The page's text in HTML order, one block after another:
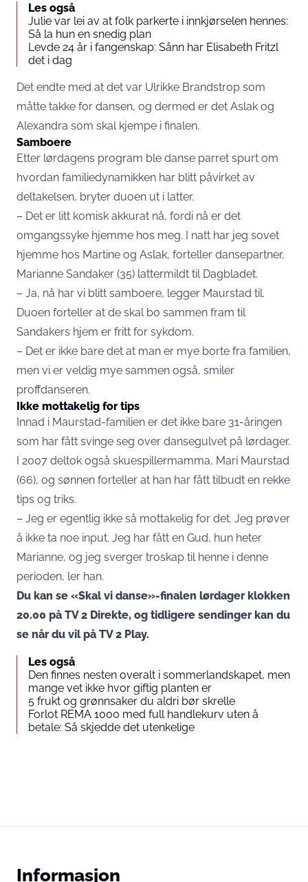
Les også
Julie var lei av at folk parkerte i innkjørselen hennes:
Så la hun en snedig plan
Levde 24 år i fangenskap: Sånn har Elisabeth Fritzl
det i dag
Det endte med at det var Ulrikke Brandstrop som
måtte takke for dansen, og dermed er det Aslak og
Alexandra som skal kjempe i finalen.
Samboere
Etter lørdagens program ble danse parret spurt om
hvordan familiedynamikken har blitt påvirket av
deltakelsen, bryter duoen ut i latter.
– Det er litt komisk akkurat nå, fordi nå er det
omgangssyke hjemme hos meg. I natt har jeg sovet
hjemme hos Martine og Aslak, forteller dansepartner,
Marianne Sandaker (35) lattermildt til Dagbladet.
– Ja, nå har vi blitt samboere, legger Maurstad til.
Duoen forteller at de skal bo sammen fram til
Sandakers hjem er fritt for sykdom.
– Det er ikke bare det at man er mye borte fra familien,
men vi er veldig mye sammen også, smiler
proffdanseren.
Ikke mottakelig for tips
Innad i Maurstad-familien er det ikke bare 31-åringen
som har fått svinge seg over dansegulvet på lørdager.
I 2007 deltok også skuespillermamma, Mari Maurstad
(66), og sønnen forteller at han har fått tilbudt en rekke
tips og triks.
– Jeg er egentlig ikke så mottakelig for det. Jeg prøver
å ikke ta noe input. Jeg har fått en Gud, hun heter
Marianne, og jeg sverger troskap til henne i denne
perioden, ler han.
Du kan se «Skal vi danse»-finalen lørdager klokken
20.00 på TV 2 Direkte, og tidligere sendinger kan du
se når du vil på TV 2 Play.
Les også
Den finnes nesten overalt i sommerlandskapet, men
mange vet ikke hvor giftig planten er
5 frukt og grønnsaker du aldri bør skrelle
Forlot REMA 1000 med full handlekurv uten å
betale: Så skjedde det utenkelige
Informasjon